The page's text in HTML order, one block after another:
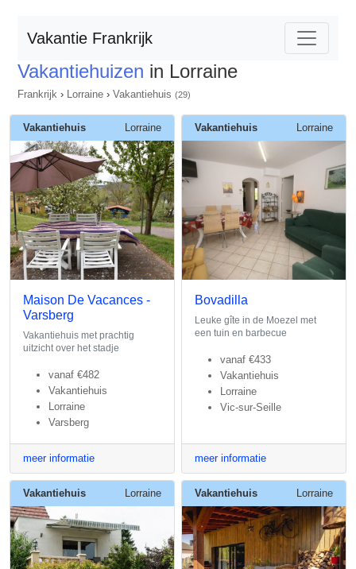
Vakantie Frankrijk
Vakantiehuizen in Lorraine
Frankrijk › Lorraine › Vakantiehuis (29)
Vakantiehuis Lorraine
Maison De Vacances -
Varsberg
Vakantiehuis met prachtig
uitzicht over het stadje
vanaf €482
Vakantiehuis
Lorraine
Varsberg
meer informatie
Vakantiehuis Lorraine
Bovadilla
Leuke gîte in de Moezel met
een tuin en barbecue
vanaf €433
Vakantiehuis
Lorraine
Vic-sur-Seille
meer informatie
Vakantiehuis Lorraine Vakantiehuis Lorraine